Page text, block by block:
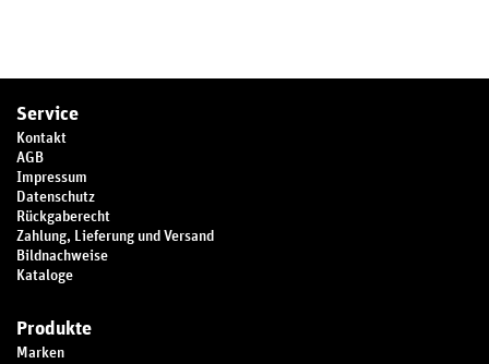
Service
Kontakt
AGB
Impressum
Datenschutz
Rückgaberecht
Zahlung, Lieferung und Versand
Bildnachweise
Kataloge
Produkte
Marken